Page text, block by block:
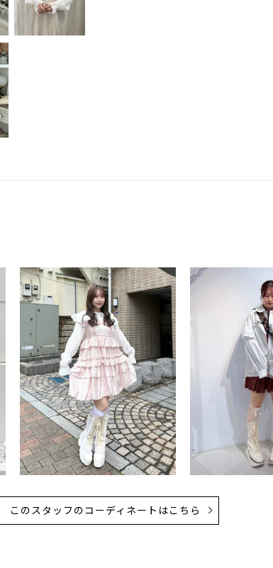
このスタッフのコーディネートはこちら